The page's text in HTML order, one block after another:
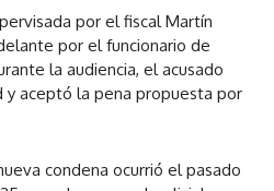
por el fiscal Martín
por el funcionario de
la audiencia, el acusado
y aceptó la pena propuesta por
condena ocurrió el pasado